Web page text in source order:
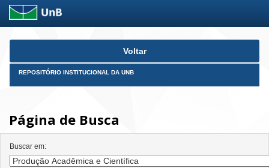
Skip
Voltar
REPOSITÓRIO INSTITUCIONAL DA UNB
Página de Busca
Buscar em: